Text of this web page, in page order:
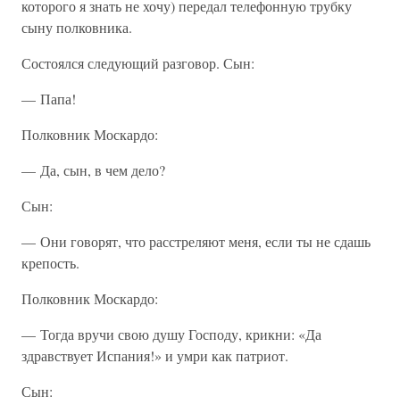
которого я знать не хочу) передал телефонную трубку
сыну полковника.
Состоялся следующий разговор. Сын:
— Папа!
Полковник Москардо:
— Да, сын, в чем дело?
Сын:
— Они говорят, что расстреляют меня, если ты не сдашь
крепость.
Полковник Москардо:
— Тогда вручи свою душу Господу, крикни: «Да
здравствует Испания!» и умри как патриот.
Сын: